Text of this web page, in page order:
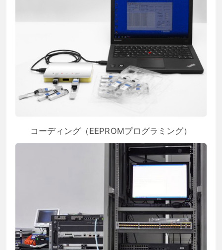
コーディング（EEPROMプログラミング）